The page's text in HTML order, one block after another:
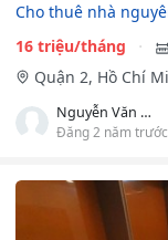
Cho thuê nhà
16 triệu/tháng
Quận 2, Hồ Chí
Nguyễn Văn Hiếu
Đăng 2 năm trước